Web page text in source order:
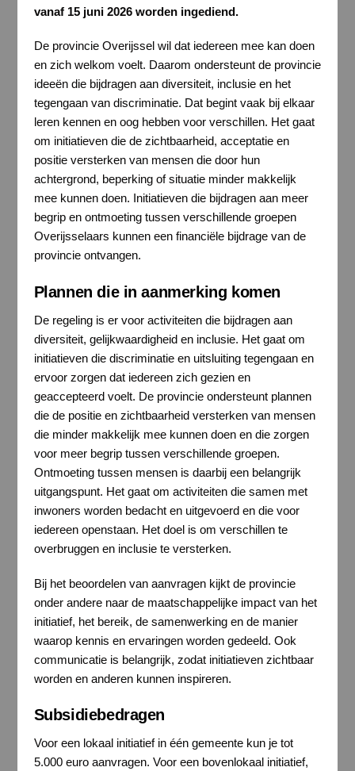
vanaf 15 juni 2026 worden ingediend.
De provincie Overijssel wil dat iedereen mee kan doen
en zich welkom voelt. Daarom ondersteunt de provincie
ideeën die bijdragen aan diversiteit, inclusie en het
tegengaan van discriminatie. Dat begint vaak bij elkaar
leren kennen en oog hebben voor verschillen. Het gaat
om initiatieven die de zichtbaarheid, acceptatie en
positie versterken van mensen die door hun
achtergrond, beperking of situatie minder makkelijk
mee kunnen doen. Initiatieven die bijdragen aan meer
begrip en ontmoeting tussen verschillende groepen
Overijsselaars kunnen een financiële bijdrage van de
provincie ontvangen.
Plannen die in aanmerking komen
De regeling is er voor activiteiten die bijdragen aan
diversiteit, gelijkwaardigheid en inclusie. Het gaat om
initiatieven die discriminatie en uitsluiting tegengaan en
ervoor zorgen dat iedereen zich gezien en
geaccepteerd voelt. De provincie ondersteunt plannen
die de positie en zichtbaarheid versterken van mensen
die minder makkelijk mee kunnen doen en die zorgen
voor meer begrip tussen verschillende groepen.
Ontmoeting tussen mensen is daarbij een belangrijk
uitgangspunt. Het gaat om activiteiten die samen met
inwoners worden bedacht en uitgevoerd en die voor
iedereen openstaan. Het doel is om verschillen te
overbruggen en inclusie te versterken.
Bij het beoordelen van aanvragen kijkt de provincie
onder andere naar de maatschappelijke impact van het
initiatief, het bereik, de samenwerking en de manier
waarop kennis en ervaringen worden gedeeld. Ook
communicatie is belangrijk, zodat initiatieven zichtbaar
worden en anderen kunnen inspireren.
Subsidiebedragen
Voor een lokaal initiatief in één gemeente kun je tot
5.000 euro aanvragen. Voor een bovenlokaal initiatief,